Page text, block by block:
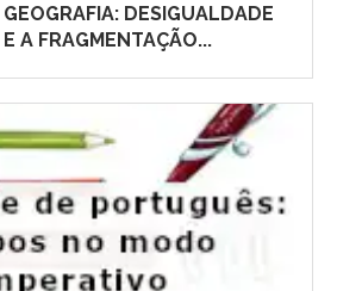
DESIGUALDADE
A FRAGMENTAÇÃO...